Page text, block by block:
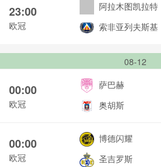
23:00
欧冠
阿拉木图凯拉特
索非亚列夫斯基
08-12
00:00
欧冠
萨巴赫
奥胡斯
00:00
欧冠
博德闪耀
圣吉罗斯